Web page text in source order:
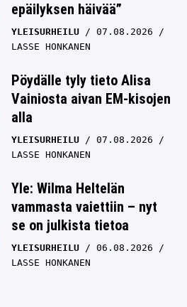
epäilyksen häivää”
YLEISURHEILU
07.08.2026
LASSE HONKANEN
Pöydälle tyly tieto Alisa
Vainiosta aivan EM-kisojen
alla
YLEISURHEILU
07.08.2026
LASSE HONKANEN
Yle: Wilma Heltelän
vammasta vaiettiin – nyt
se on julkista tietoa
YLEISURHEILU
06.08.2026
LASSE HONKANEN